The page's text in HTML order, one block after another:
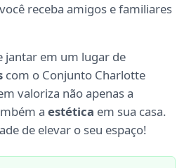
receba amigos e familiares
jantar em um lugar de
com o Conjunto Charlotte
valoriza não apenas a
a estética em sua casa.
de elevar o seu espaço!